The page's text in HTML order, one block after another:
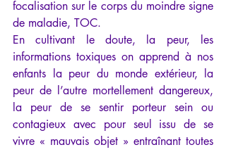
focalisation sur le corps du moindre signe
de maladie, TOC.
En cultivant le doute, la peur, les
informations toxiques on apprend à nos
enfants la peur du monde extérieur, la
peur de l’autre mortellement dangereux,
la peur de se sentir porteur sein ou
contagieux avec pour seul issu de se
vivre « mauvais objet » entraînant toutes